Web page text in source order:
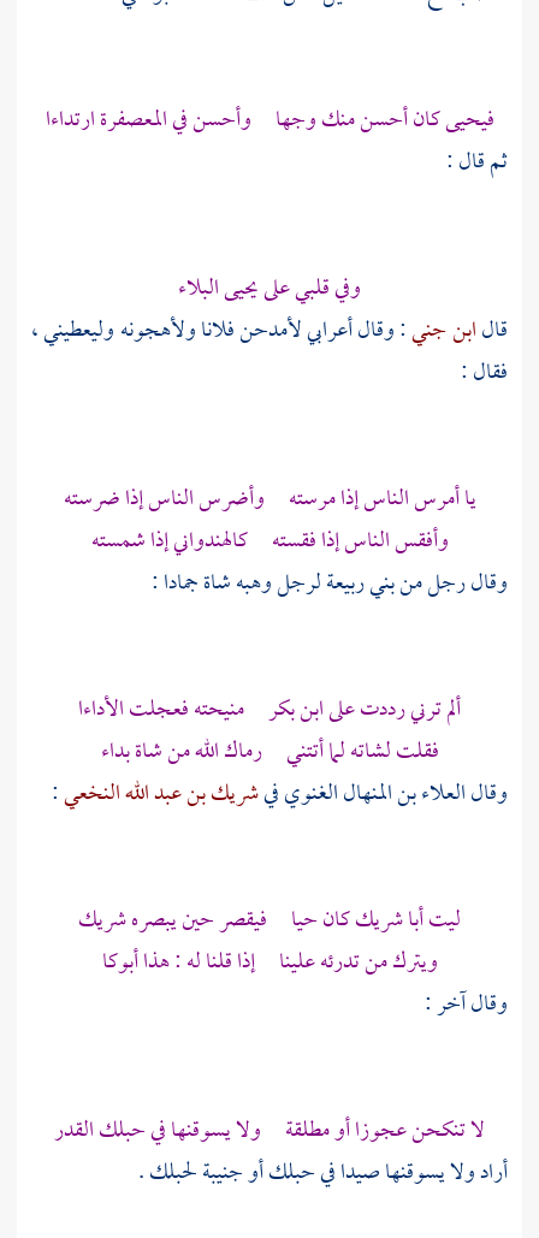
فيحيى كان أحسن منك وجها وأحسن في المعصفرة ارتداءا
ثم قال :
وفي قلبي على يحيى البلاء
قالابن جني: وقال أعرابي لأمدحن فلانا ولأهجونه وليعطيني ،
فقال :
يا أمرس الناس إذا مرسته وأضرس الناس إذا ضرسته
وأفقس الناس إذا فقسته كالهندواني إذا شمسته
وقال رجل منبني ربيعةلرجل وهبه شاة جمادا :
ألم ترني رددت علىابن بكر منيحته فعجلت الأداءا
فقلت لشاته لما أتتني رماك الله من شاة بداء
وقالالعلاء بن المنهال الغنويفيشريك بن عبد الله النخعي:
ليتأبا شريككان حيا فيقصر حين يبصره شريك
ويترك من تدرئه علينا إذا قلنا له : هذا أبوكا
وقال آخر :
لا تنكحن عجوزا أو مطلقة ولا يسوقنها في حبلك القدر
أراد ولا يسوقنها صيدا في حبلك أو جنيبة لحبلك .